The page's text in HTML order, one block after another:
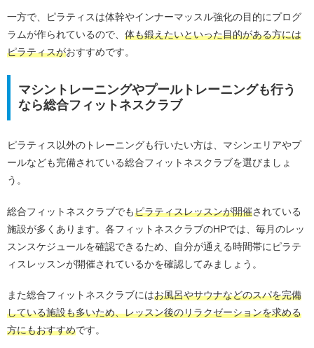
一方で、ピラティスは体幹やインナーマッスル強化の目的にプログ
ラムが作られているので、 体も鍛えたいといった目的がある方には
ピラティスがおすすめです。
マシントレーニングやプールトレーニングも行う
なら総合フィットネスクラブ
ピラティス以外のトレーニングも行いたい方は、マシンエリアやプ
ールなども完備されている総合フィットネスクラブを選びましょ
う。
総合フィットネスクラブでもピラティスレッスンが開催されている
施設が多くあります。各フィットネスクラブのHPでは、毎月のレッ
スンスケジュールを確認できるため、自分が通える時間帯にピラテ
ィスレッスンが開催されているかを確認してみましょう。
また総合フィットネスクラブにはお風呂やサウナなどのスパを完備
している施設も多いため、レッスン後のリラクゼーションを求める
方にもおすすめです。